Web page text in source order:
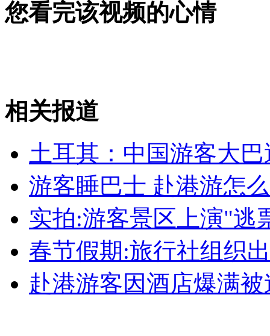
金正恩携夫人拜谒金正日雕像
女孩北京地铁殴打老人 痛下狠手拳打脚踢
无痛分娩是否安全 医生回应
外交部：反对强权政治霸凌主义
您看完该视频的心情
相关报道
土耳其：中国游客大
游客睡巴士 赴港游怎
实拍:游客景区上演"逃
春节假期:旅行社组织
赴港游客因酒店爆满